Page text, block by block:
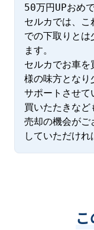
50万円UPおめ
セルカでは、こ
での下取りとは
ます。
セルカでお車を
様の味方となり
サポートさせ
買いたたきな
売却の機会がご
していただけれ